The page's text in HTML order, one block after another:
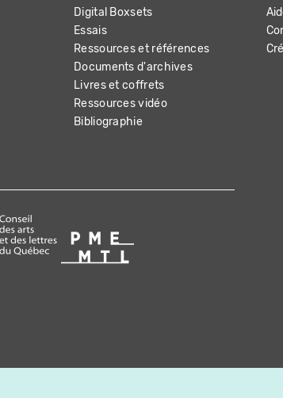
Digital Boxsets
Essais
Ressources et références
Documents d'archives
Livres et coffrets
Ressources vidéo
Bibliographie